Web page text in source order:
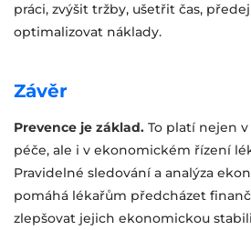
práci, zvýšit tržby, ušetřit čas,
optimalizovat náklady.
Závěr
Prevence je základ. To platí nejen
péče, ale i v ekonomickém řízení
Pravidelné sledování a analýza
pomáhá lékařům předcházet
zlepšovat jejich ekonomickou